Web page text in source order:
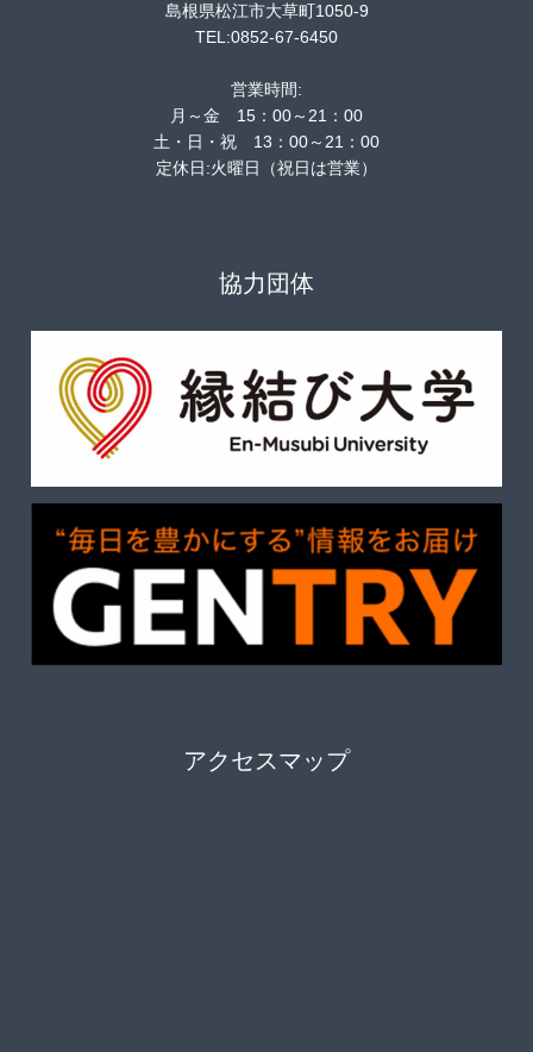
島根県松江市大草町1050-9
TEL:0852-67-6450
営業時間:
月～金 15：00～21：00
土・日・祝 13：00～21：00
定休日:火曜日（祝日は営業）
協力団体
アクセスマップ